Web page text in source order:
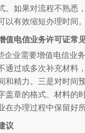
。如果对流程不熟悉
以有效缩短办理时间。
值电信业务许可证常
企业需要增值电信业
通过或多次补充材料
和精力。三是对时间
盖章的格式、材料的
在办理过程中保留好
议